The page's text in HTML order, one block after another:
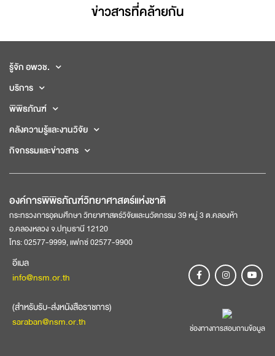
ข่าวสารที่่คล้ายกัน
รู้จัก อพวช.
บริการ
พิพิธภัณฑ์
คลังความรู้และงานวิจัย
กิจกรรมและข่าวสาร
องค์การพิพิธภัณฑ์วิทยาศาสตร์แห่งชาติ
กระทรวงการอุดมศึกษา วิทยาศาสตร์วิจัยและนวัตกรรม 39 หมู่ 3 ต.คลองห้า
อ.คลองหลวง จ.ปทุมธานี 12120
โทร: 02577-9999, แฟกซ์ 02577-9900
อีเมล
info@nsm.or.th
(สำหรับรับ-ส่งหนังสือราชการ)
saraban@nsm.or.th
ช่องทางการสอบถามข้อมูล